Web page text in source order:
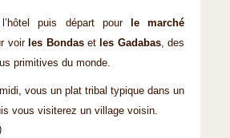
puis départ pour
le marché
voirles Bondaset les Gadabas, des
primitives du monde.
midi, vous un plat tribal typique dans un
vous visiterez un village voisin.